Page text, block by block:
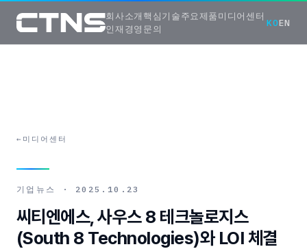
회사소개 핵심기술주요제품미디어센터
인재경영 문의
KOEN
← 미디어센터
기업뉴스 · 2025.10.23
씨티엔에스, 사우스 8 테크놀로지스
(South 8 Technologies)와 LOI 체결